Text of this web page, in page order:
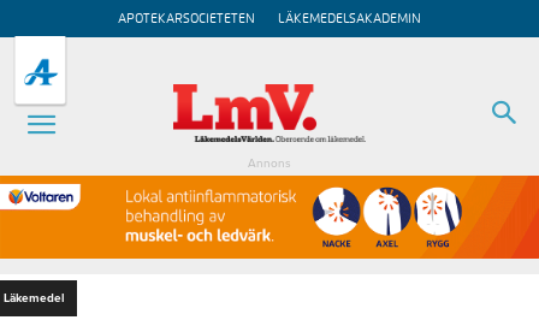
APOTEKARSOCIETETEN LÄKEMEDELSAKADEMIN
Annons
Läkemedel